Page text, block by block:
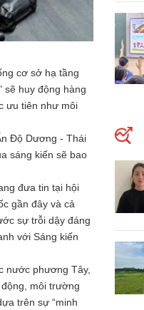
cơ sở hạ tầng
sẽ huy động hàng
ưu tiên như môi
Độ Dương - Thái
sáng kiến sẽ bao
đưa tin tại hội
gần đây và cả
sự trỗi dậy đáng
với Sáng kiến
nước phương Tây,
môi trường
trên sự “minh